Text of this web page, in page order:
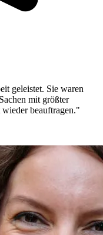
geleistet. Sie waren
mit größter
beauftragen."